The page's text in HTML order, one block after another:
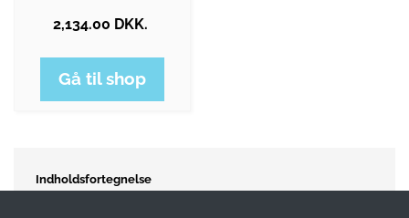
2,134.00 DKK.
Gå til shop
Indholdsfortegnelse